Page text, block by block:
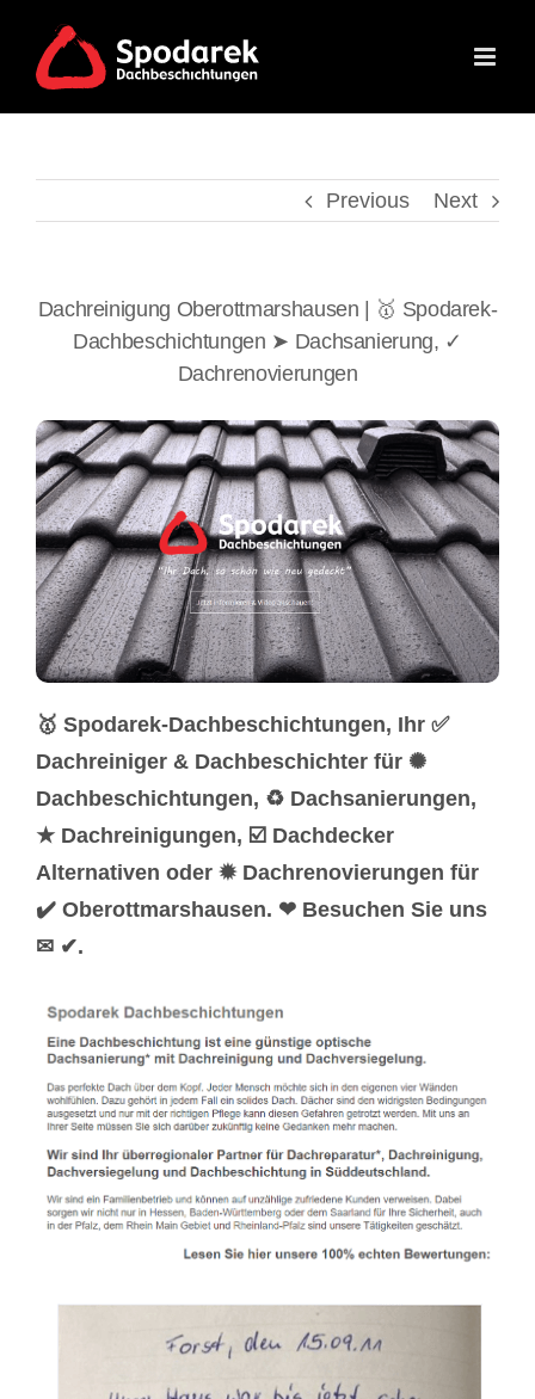
content
Previous Next
Dachreinigung Oberottmarshausen | 🥇 Spodarek-
Dachbeschichtungen ➤ Dachsanierung, ✓
Dachrenovierungen
🥇 Spodarek-Dachbeschichtungen, Ihr ✅
Dachreiniger & Dachbeschichter für ✺
Dachbeschichtungen, ♻ Dachsanierungen,
★ Dachreinigungen, ☑️ Dachdecker
Alternativen oder ✹ Dachrenovierungen für
✔️ Oberottmarshausen. ❤ Besuchen Sie uns
✉ ✔.